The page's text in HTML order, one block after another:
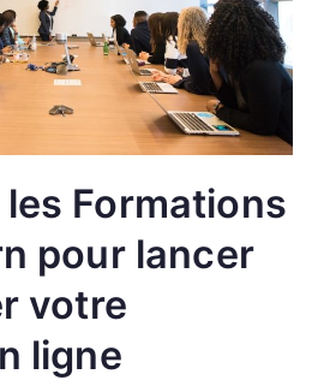
Formations
pour lancer
votre
ligne